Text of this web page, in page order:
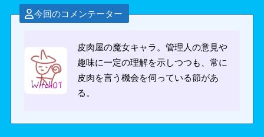
今回のコメンテーター
皮肉屋の魔女キャラ。管理人の意見や
趣味に一定の理解を示しつつも、常に
皮肉を言う機会を伺っている節があ
る。